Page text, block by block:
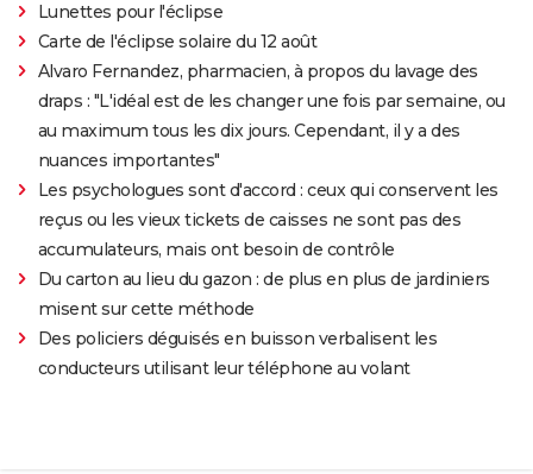
Lunettes pour l'éclipse
Carte de l'éclipse solaire du 12 août
Alvaro Fernandez, pharmacien, à propos du lavage des
draps : "L'idéal est de les changer une fois par semaine, ou
au maximum tous les dix jours. Cependant, il y a des
nuances importantes"
Les psychologues sont d'accord : ceux qui conservent les
reçus ou les vieux tickets de caisses ne sont pas des
accumulateurs, mais ont besoin de contrôle
Du carton au lieu du gazon : de plus en plus de jardiniers
misent sur cette méthode
Des policiers déguisés en buisson verbalisent les
conducteurs utilisant leur téléphone au volant